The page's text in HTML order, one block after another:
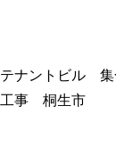
テナントビル 集
工事 桐生市